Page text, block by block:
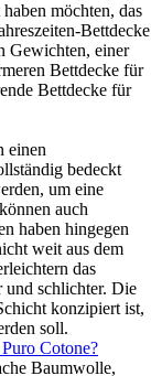
möchten, das
Bettdecke
Gewichten, einer
Bettdecke für
Bettdecke für
einen
bedeckt
um eine
auch
haben hingegen
weit aus dem
das
und schlichter. Die
konzipiert ist,
soll.
Cotone?
Baumwolle,